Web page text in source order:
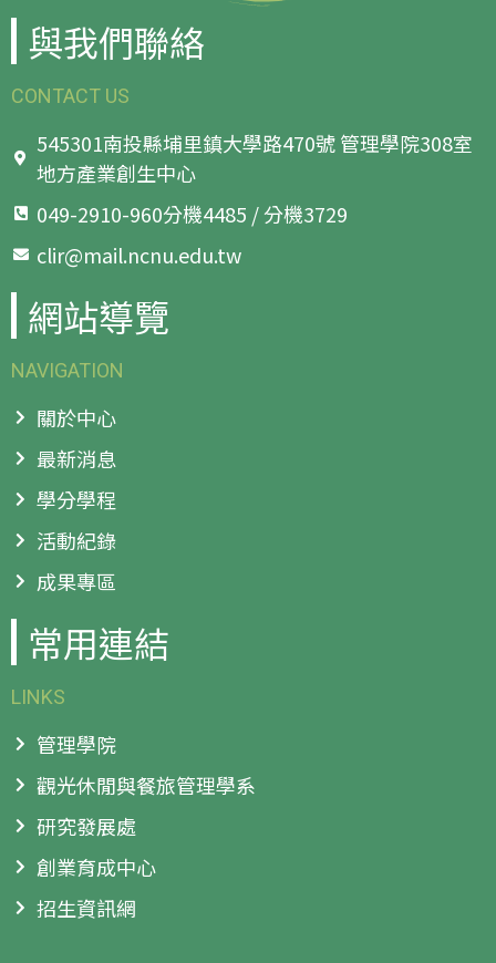
與我們聯絡
CONTACT US
545301南投縣埔里鎮大學路470號 管理學院308室
地方產業創生中心
049-2910-960分機4485 / 分機3729
clir@mail.ncnu.edu.tw
網站導覽
NAVIGATION
關於中心
最新消息
學分學程
活動紀錄
成果專區
常用連結
LINKS
管理學院
觀光休閒與餐旅管理學系
研究發展處
創業育成中心
招生資訊網